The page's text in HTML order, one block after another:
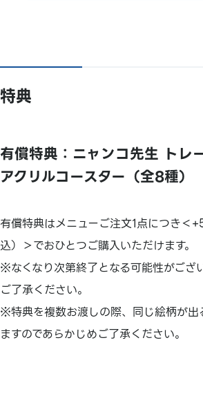
特典
有償特典：ニャンコ先生 トレ
アクリルコースター（全8種）
有償特典はメニューご注文1点につき＜
込）＞でおひとつご購入いただけます。
※なくなり次第終了となる可能性がござ
ご了承ください。
※特典を複数お渡しの際、同じ絵柄が出
ますのであらかじめご了承ください。